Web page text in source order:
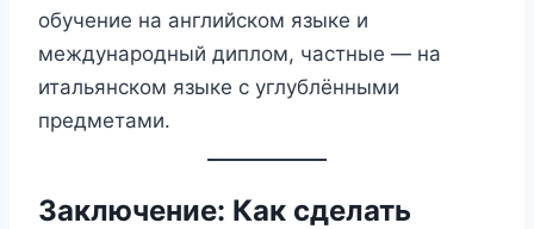
обучение на английском языке и
международный диплом, частные — на
итальянском языке с углублёнными
предметами.
Заключение: Как сделать